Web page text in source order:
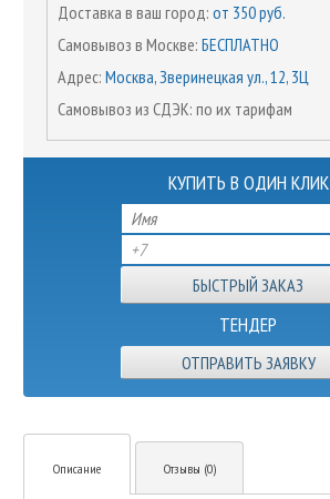
Доставка в ваш город: от 350 руб.
Самовывоз в Москве: БЕСПЛАТНО
Адрес: Москва, Зверинецкая ул., 12, 3Ц
Самовывоз из СДЭК: по их тарифам
КУПИТЬ В ОДИН КЛИК
ТЕНДЕР
ОТПРАВИТЬ ЗАЯВКУ
Описание Отзывы (0)